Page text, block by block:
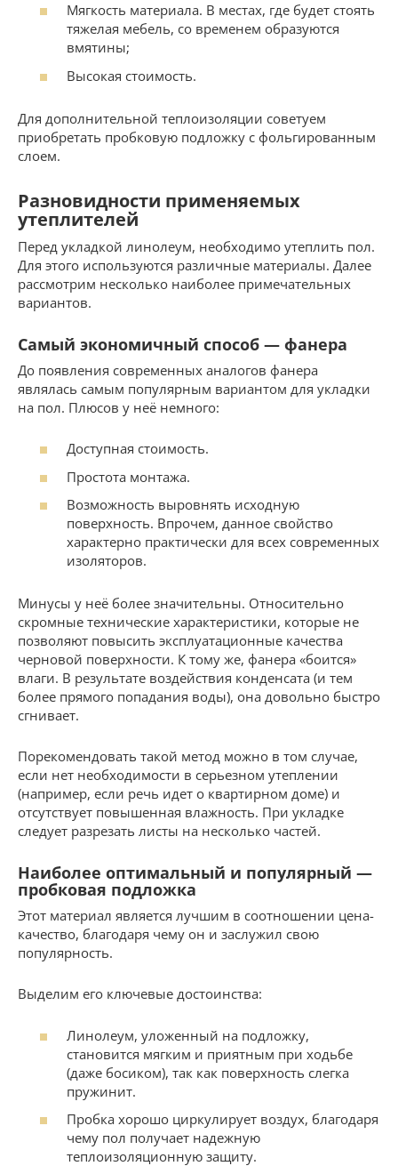
Мягкость материала. В местах, где будет стоять
тяжелая мебель, со временем образуются
вмятины;
Высокая стоимость.
Для дополнительной теплоизоляции советуем
приобретать пробковую подложку с фольгированным
слоем.
Разновидности применяемых
утеплителей
Перед укладкой линолеум, необходимо утеплить пол.
Для этого используются различные материалы. Далее
рассмотрим несколько наиболее примечательных
вариантов.
Самый экономичный способ — фанера
До появления современных аналогов фанера
являлась самым популярным вариантом для укладки
на пол. Плюсов у неё немного:
Доступная стоимость.
Простота монтажа.
Возможность выровнять исходную
поверхность. Впрочем, данное свойство
характерно практически для всех современных
изоляторов.
Минусы у неё более значительны. Относительно
скромные технические характеристики, которые не
позволяют повысить эксплуатационные качества
черновой поверхности. К тому же, фанера «боится»
влаги. В результате воздействия конденсата (и тем
более прямого попадания воды), она довольно быстро
сгнивает.
Порекомендовать такой метод можно в том случае,
если нет необходимости в серьезном утеплении
(например, если речь идет о квартирном доме) и
отсутствует повышенная влажность. При укладке
следует разрезать листы на несколько частей.
Наиболее оптимальный и популярный —
пробковая подложка
Этот материал является лучшим в соотношении цена-
качество, благодаря чему он и заслужил свою
популярность.
Выделим его ключевые достоинства:
Линолеум, уложенный на подложку,
становится мягким и приятным при ходьбе
(даже босиком), так как поверхность слегка
пружинит.
Пробка хорошо циркулирует воздух, благодаря
чему пол получает надежную
теплоизоляционную защиту.